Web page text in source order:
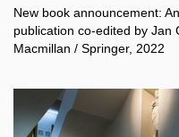
New book announcement:
publication co-edited by Jan
Macmillan / Springer, 2022